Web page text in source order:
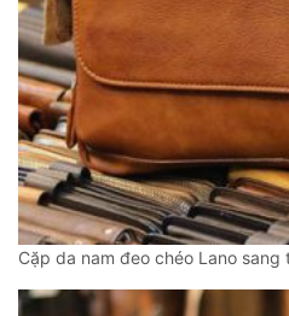
Cặp da nam đeo chéo Lano sang